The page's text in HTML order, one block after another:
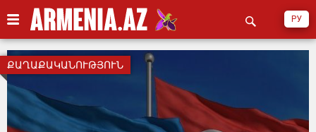
РУ
ՔԱՂԱՔԱԿԱՆՈՒԹՅՈՒՆ